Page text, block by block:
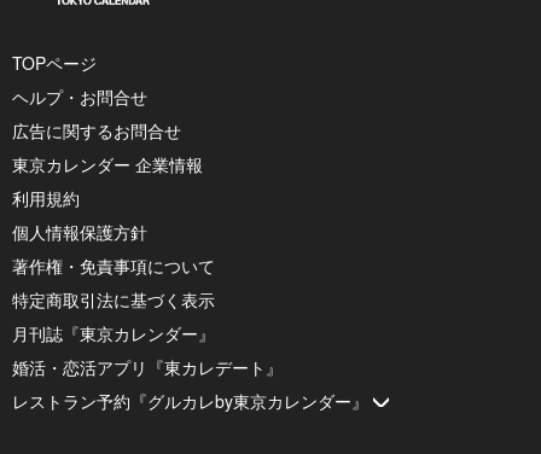
TOPページ
ヘルプ・お問合せ
広告に関するお問合せ
東京カレンダー 企業情報
利用規約
個人情報保護方針
著作権・免責事項について
特定商取引法に基づく表示
月刊誌『東京カレンダー』
婚活・恋活アプリ『東カレデート』
レストラン予約『グルカレby東京カレンダー』